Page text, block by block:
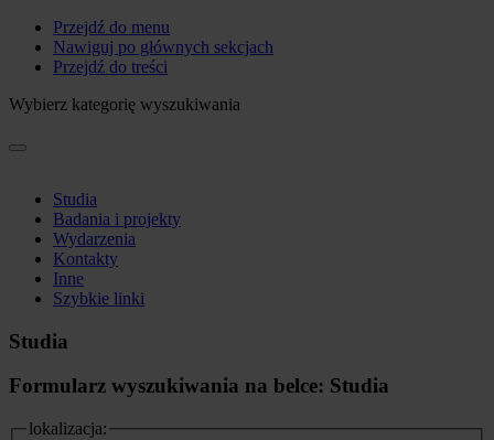
Przejdź do menu
Nawiguj po głównych sekcjach
Przejdź do treści
Wybierz kategorię wyszukiwania
Studia
Badania i projekty
Wydarzenia
Kontakty
Inne
Szybkie linki
Studia
Formularz wyszukiwania na belce: Studia
lokalizacja: